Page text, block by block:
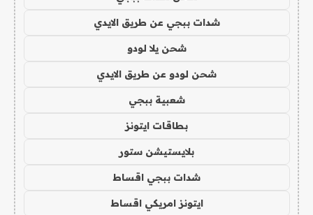
شدات ببجي عن طريق الايدي
شحن يلا لودو
شحن لودو عن طريق الايدي
شعبية ببجي
بطاقات ايتونز
بلايستيشن ستور
شدات ببجي اقساط
ايتونز امريكي اقساط